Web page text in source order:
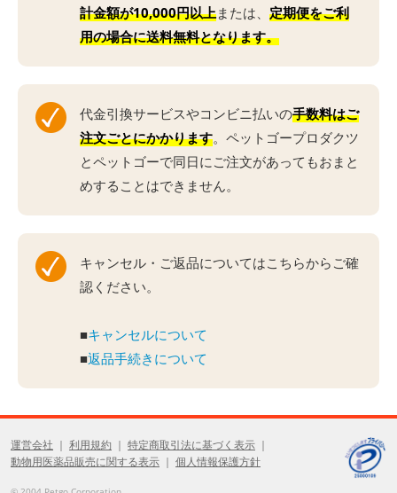
計金額が10,000円以上または、 定期便をご利
用の場合に送料無料となります。
代金引換サービスやコンビニ払いの手数料はご
注文ごとにかかります。ペットゴープロダクツ
とペットゴーで同日にご注文があってもおまと
めすることはできません。
キャンセル・ご返品についてはこちらからご確
認ください。
■キャンセルについて
■返品手続きについて
運営会社 利用規約
特定商取引法に基づく表示
動物用医薬品販売に関する表示
個人情報保護方針